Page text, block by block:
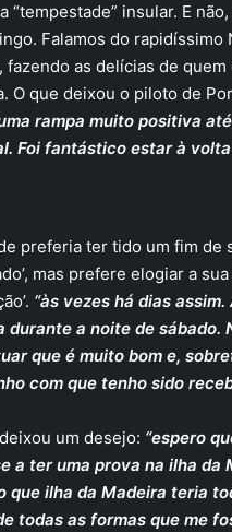
“tempestade” insular. E
Falamos do
fazendo as delícias de
O que deixou o piloto de
rampa muito positiva
Foi fantástico estar à
preferia ter tido um fim de
mas prefere elogiar a
“às vezes há dias
a noite de sábado.
que é muito bom e,
com que tenho sido
um desejo: “espero
a ter uma prova na ilha
que ilha da Madeira teria
todas as formas que me